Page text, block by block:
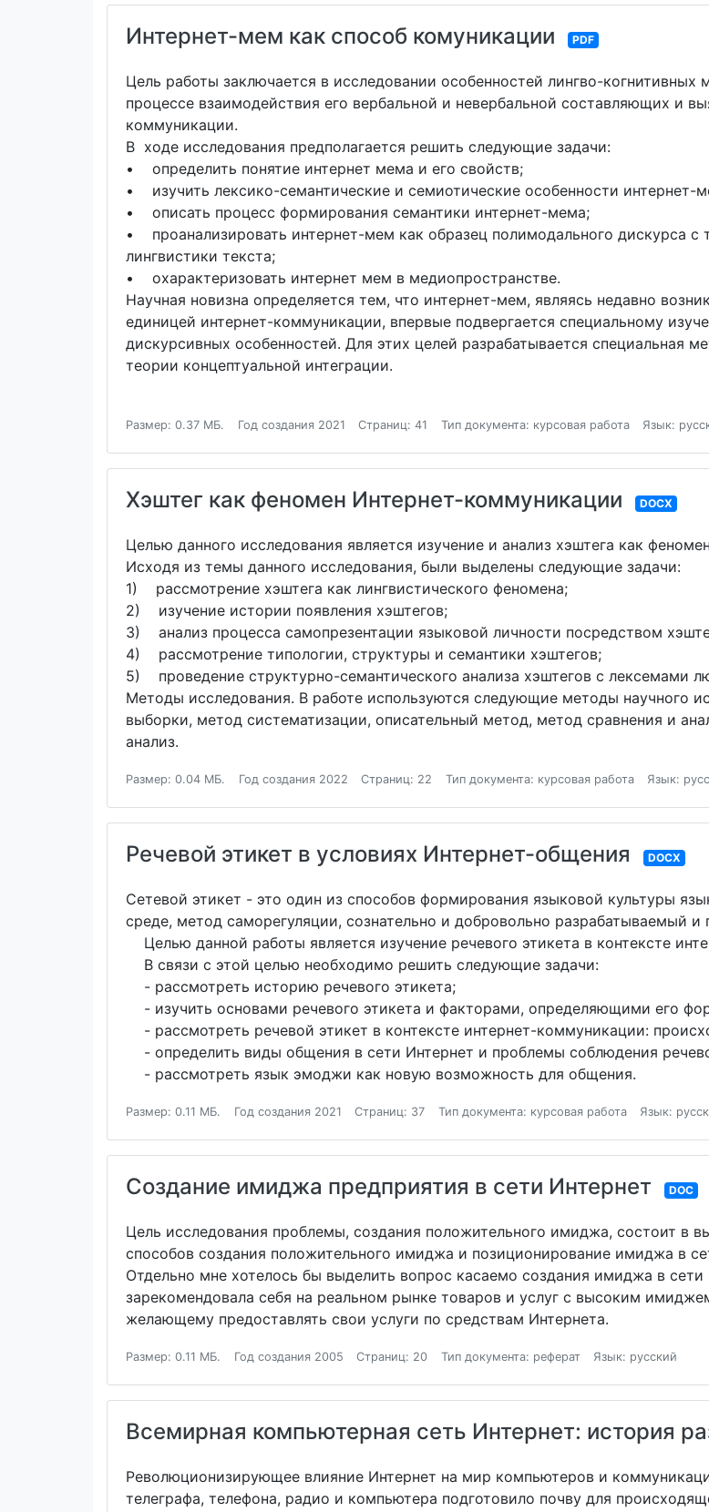
Интернет-мем как способ комуникации PDF
Цель работы заключается в исследовании особенностей лингво-
процессе взаимодействия его вербальной и невербальной составляющих и
коммуникации.
В ходе исследования предполагается решить следующие задачи:
• определить понятие интернет мема и его свойств;
• изучить лексико-семантические и семиотические особенности интернет-
• описать процесс формирования семантики интернет-мема;
• проанализировать интернет-мем как образец полимодального дискурса с
лингвистики текста;
• охарактеризовать интернет мем в медиопространстве.
Научная новизна определяется тем, что интернет-мем, являясь недавно
единицей интернет-коммуникации, впервые подвергается специальному
дискурсивных особенностей. Для этих целей разрабатывается специальная
теории концептуальной интеграции.
Размер: 0.37 МБ. Год создания 2021 Страниц: 41 Тип документа: курсовая работа Язык:
Хэштег как феномен Интернет-коммуникации DOCX
Целью данного исследования является изучение и анализ хэштега как
Исходя из темы данного исследования, были выделены следующие задачи:
1) рассмотрение хэштега как лингвистического феномена;
2) изучение истории появления хэштегов;
3) анализ процесса самопрезентации языковой личности посредством
4) рассмотрение типологии, структуры и семантики хэштегов;
5) проведение структурно-семантического анализа хэштегов с лексемами
Методы исследования. В работе используются следующие методы научного
выборки, метод систематизации, описательный метод, метод сравнения и
анализ.
Размер: 0.04 МБ. Год создания 2022 Страниц: 22 Тип документа: курсовая работа Язык:
Речевой этикет в условиях Интернет-общения DOCX
Сетевой этикет - это один из способов формирования языковой культуры
среде, метод саморегуляции, сознательно и добровольно
Целью данной работы является изучение речевого этикета в контексте
В связи с этой целью необходимо решить следующие задачи:
- рассмотреть историю речевого этикета;
- изучить основами речевого этикета и факторами, определяющими его
- рассмотреть речевой этикет в контексте интернет-коммуникации:
- определить виды общения в сети Интернет и проблемы соблюдения
- рассмотреть язык эмоджи как новую возможность для общения.
Размер: 0.11 МБ. Год создания 2021 Страниц: 37 Тип документа: курсовая работа Язык:
Создание имиджа предприятия в сети Интернет DOC
Цель исследования проблемы, создания положительного имиджа, состоит в
способов создания положительного имиджа и позиционирование имиджа в
Отдельно мне хотелось бы выделить вопрос касаемо создания имиджа в
зарекомендовала себя на реальном рынке товаров и услуг с высоким
желающему предоставлять свои услуги по средствам Интернета.
Размер: 0.11 МБ. Год создания 2005 Страниц: 20 Тип документа: реферат Язык: русский
Всемирная компьютерная сеть Интернет: история
Революционизирующее влияние Интернет на мир компьютеров и
телеграфа, телефона, радио и компьютера подготовило почву для